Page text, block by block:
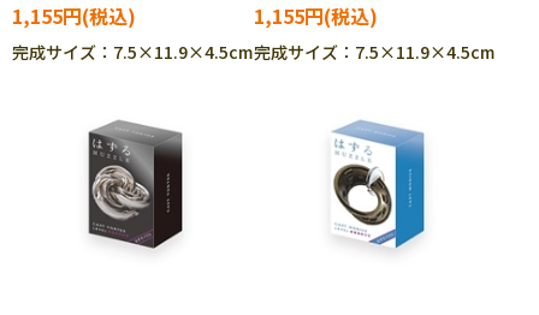
1,155円
完成サイズ：7.5×11.9×4.5cm
1,155円
完成サイズ：7.5×11.9×4.5cm